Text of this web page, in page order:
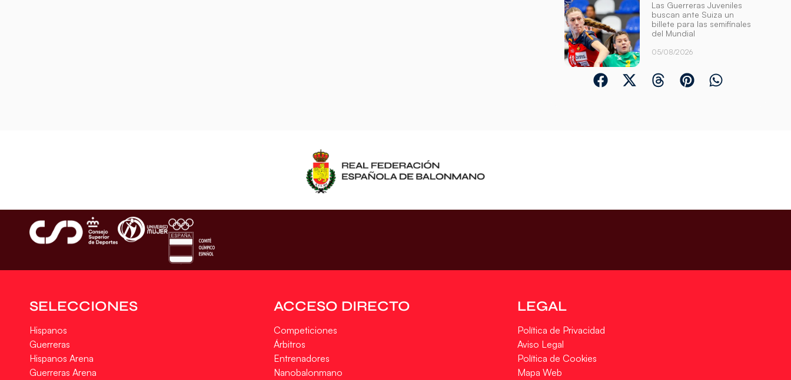
Las Guerreras Juveniles
buscan ante Suiza un
billete para las semifinales
del Mundial
05/08/2026
SELECCIONES
Hispanos
Guerreras
Hispanos Arena
Guerreras Arena
ACCESO DIRECTO
Competiciones
Árbitros
Entrenadores
Nanobalonmano
LEGAL
Política de Privacidad
Aviso Legal
Política de Cookies
Mapa Web